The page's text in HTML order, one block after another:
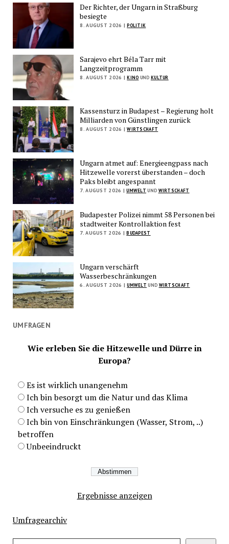
Der Richter, der Ungarn in Straßburg
besiegte
8. AUGUST 2026 | POLITIK
Sarajevo ehrt Béla Tarr mit
Langzeitprogramm
8. AUGUST 2026 | KINO UND KULTUR
Kassensturz in Budapest – Regierung holt
Milliarden von Günstlingen zurück
8. AUGUST 2026 | WIRTSCHAFT
Ungarn atmet auf: Energieengpass nach
Hitzewelle vorerst überstanden – doch
Paks bleibt angespannt
7. AUGUST 2026 | UMWELT UND WIRTSCHAFT
Budapester Polizei nimmt 58 Personen bei
stadtweiter Kontrollaktion fest
7. AUGUST 2026 | BUDAPEST
Ungarn verschärft
Wasserbeschränkungen
6. AUGUST 2026 | UMWELT UND WIRTSCHAFT
UMFRAGEN
Wie erleben Sie die Hitzewelle und Dürre in
Europa?
Es ist wirklich unangenehm
Ich bin besorgt um die Natur und das Klima
Ich versuche es zu genießen
Ich bin von Einschränkungen (Wasser, Strom, ..)
betroffen
Unbeeindruckt
Ergebnisse anzeigen
Umfragearchiv